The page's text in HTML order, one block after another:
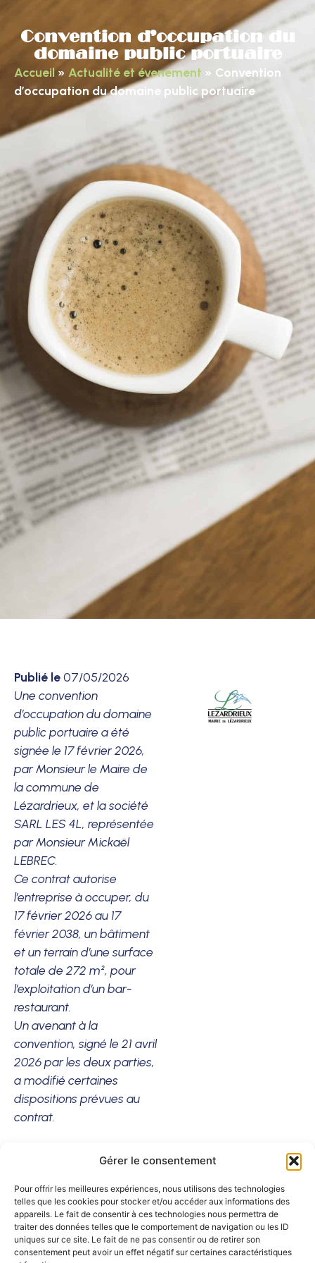
Gérer le consentement
Pour offrir les meilleures expériences, nous utilisons des technologies
telles que les cookies pour stocker et/ou accéder aux informations des
appareils. Le fait de consentir à ces technologies nous permettra de
traiter des données telles que le comportement de navigation ou les ID
uniques sur ce site. Le fait de ne pas consentir ou de retirer son
consentement peut avoir un effet négatif sur certaines caractéristiques
Convention d’occupation du
domaine public portuaire
Accueil» Actualité et évenement » Convention
d’occupation du domaine public portuaire
Publié le07/05/2026
Une convention
d’occupation du domaine
public portuaire a été
signée le 17 février 2026,
par Monsieur le Maire de
la commune de
Lézardrieux, et la société
SARL LES 4L, représentée
par Monsieur Mickaël
LEBREC.
Ce contrat autorise
l’entreprise à occuper, du
17 février 2026 au 17
février 2038, un bâtiment
et un terrain d’une surface
totale de 272 m², pour
l’exploitation d’un bar-
restaurant.
Un avenant à la
convention, signé le 21 avril
2026 par les deux parties,
a modifié certaines
dispositions prévues au
contrat.
Ces documents sont
Lézardrieux (23 place du
Centre – 22740
Lézardrieux), au Port de
Plaisance de Lézardrieux